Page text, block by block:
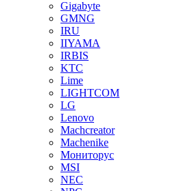
Gigabyte
GMNG
IRU
IIYAMA
IRBIS
KTC
Lime
LIGHTCOM
LG
Lenovo
Machcreator
Machenike
Мониторус
MSI
NEC